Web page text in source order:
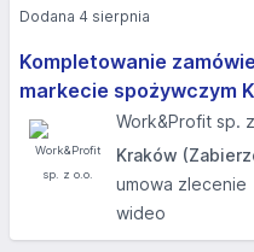
Kompletowanie
markecie spożywczym
Work&Profit sp.
Kraków
umowa zlecenie
wideo
Dodana 4 sierpnia